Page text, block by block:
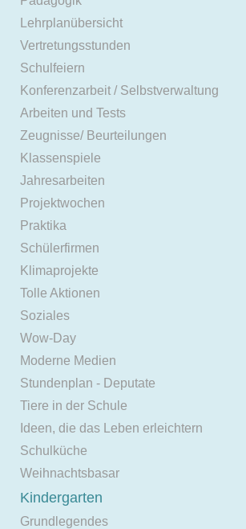
Lehrplanübersicht
Vertretungsstunden
Schulfeiern
Konferenzarbeit / Selbstverwaltung
Arbeiten und Tests
Zeugnisse/ Beurteilungen
Klassenspiele
Jahresarbeiten
Projektwochen
Praktika
Schülerfirmen
Klimaprojekte
Tolle Aktionen
Soziales
Wow-Day
Moderne Medien
Stundenplan - Deputate
Tiere in der Schule
Ideen, die das Leben erleichtern
Schulküche
Weihnachtsbasar
Kindergarten
Grundlegendes